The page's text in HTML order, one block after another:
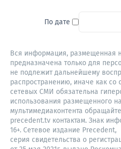
По дате To
Вся информация, размещенная
предназначена только для
не подлежит дальнейшему
распространению, иначе как со
сетевых СМИ обязательна
использования размещенного
мультимедиаконтента
precedent.tv контактам. Знак
16+. Сетевое издание Precedent,
серия свидетельства о